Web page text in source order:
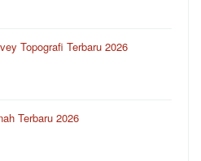
Topografi Terbaru 2026
Terbaru 2026